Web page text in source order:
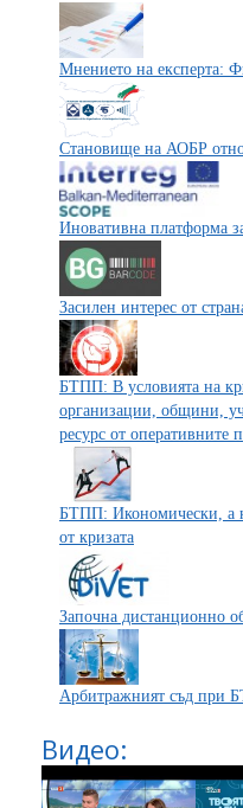
Мнението на експерта:
Становище на АОБР
Иновативна платформа
Засилен интерес от
БТПП: В условията на
организации, общини,
ресурс от оперативните
БТПП: Икономически, а
от кризата
Започна дистанционно
Арбитражният съд при
Видео: